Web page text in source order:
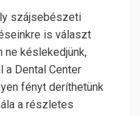
szájsebészeti
is választ
ne késlekedjünk,
a Dental Center
fényt deríthetünk
a részletes